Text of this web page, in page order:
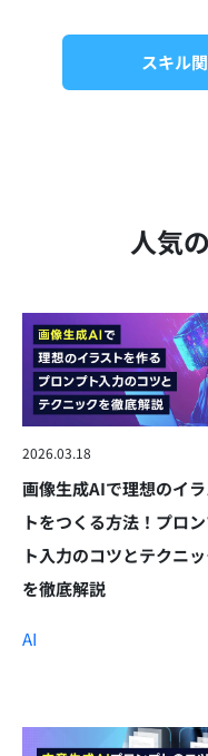
スキル
人気
2026.03.18
画像生成AIで理想のイ
トをつくる方法！プロ
ト入力のコツとテクニ
を徹底解説
AI